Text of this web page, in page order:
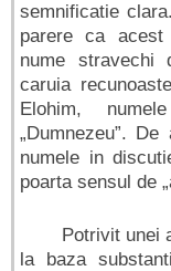
semnificatie
parere ca acest
nume stravechi
caruia
Elohim,
„Dumnezeu”.
numele in
poarta sensul de
Potrivit unei
la baza